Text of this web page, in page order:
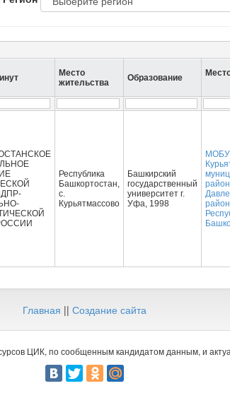
Место
жительства
Образование
Республика
Башкортостан,
с.
Курьятмассово
Башкирский
государственный
университет г.
Уфа, 1998
район
Главная || Создание сайта
ЦИК, по сообщенным кандидатом данным, и